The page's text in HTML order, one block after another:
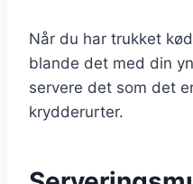
Når du har trukket
blande det med din
servere det som det
krydderurter.